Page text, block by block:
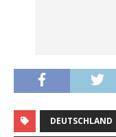
DEUTSCHLAND